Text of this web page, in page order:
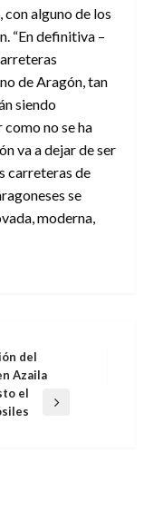
con alguno de los
“En definitiva –
de Aragón, tan
siendo
no se ha
va a dejar de ser
carreteras de
se
moderna,
del
Azaila
el